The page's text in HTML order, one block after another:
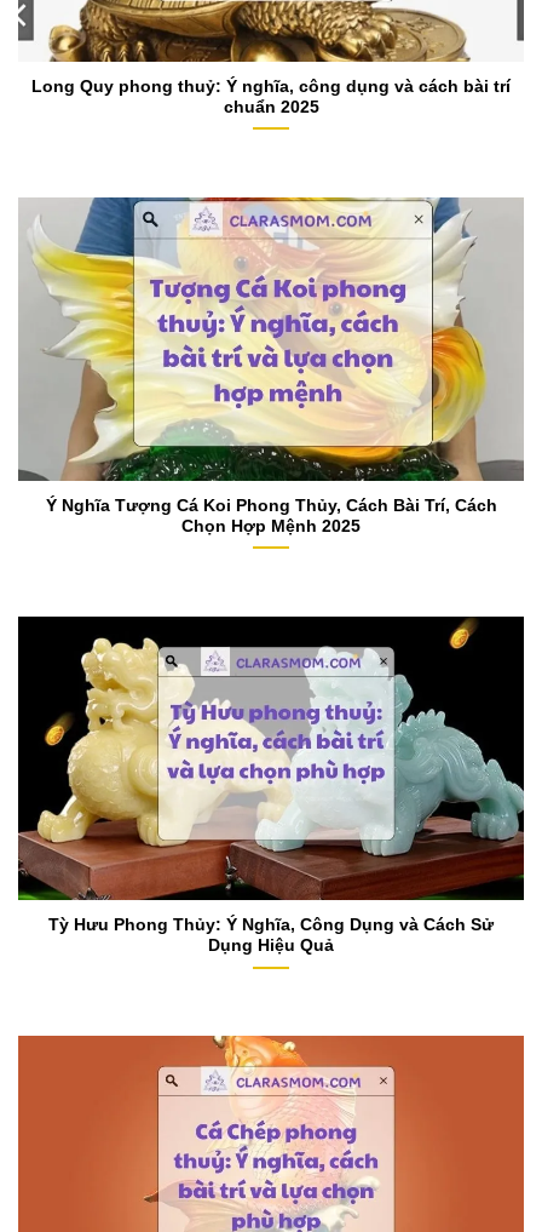
Long Quy phong thuỷ: Ý nghĩa, công dụng và cách bài trí
chuẩn 2025
Ý Nghĩa Tượng Cá Koi Phong Thủy, Cách Bài Trí, Cách
Chọn Hợp Mệnh 2025
Tỳ Hưu Phong Thủy: Ý Nghĩa, Công Dụng và Cách Sử
Dụng Hiệu Quả